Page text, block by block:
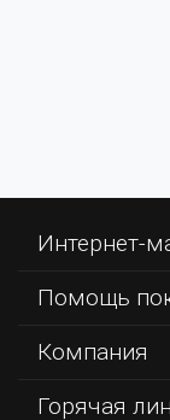
Интернет-
Помощь
Компания
Горячая